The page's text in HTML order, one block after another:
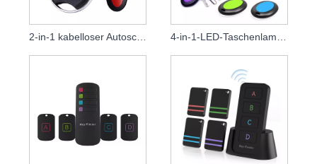
2-in-1 kabelloser Autoschlüsselfinder